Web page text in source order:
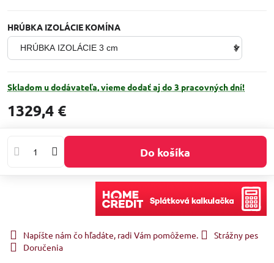
HRÚBKA IZOLÁCIE KOMÍNA
Skladom u dodávateľa, vieme dodať aj do 3 pracovných dní!
1329,4 €
Do košíka
Napíšte nám čo hľadáte, radi Vám pomôžeme.
Strážny pes
Doručenia